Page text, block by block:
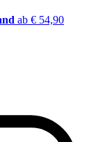
ab € 54,90